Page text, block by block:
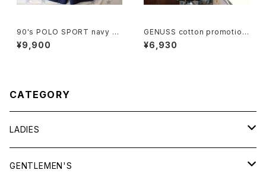
90's POLO SPORT navy C
ulottes w/ pony embroider
y
¥9,900
GENUSS cotton promotion
al shoulder Bag
¥6,930
CATEGORY
LADIES
TOPS
GENTLEMEN'S